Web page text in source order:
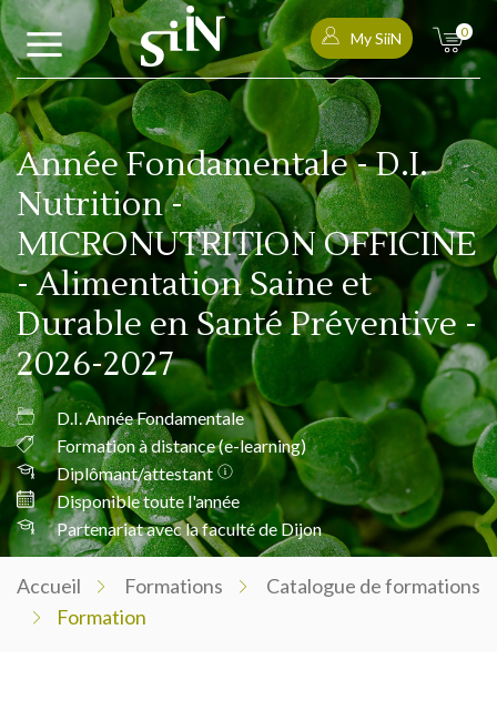
My SiiN 0
Année Fondamentale - D.I.
Nutrition -
MICRONUTRITION OFFICINE
- Alimentation Saine et
Durable en Santé Préventive -
2026-2027
D.I. Année Fondamentale
Formation à distance (e-learning)
Diplômant/attestant
Disponible toute l'année
Partenariat avec la faculté de Dijon
Accueil Formations
Catalogue de formations
Formation